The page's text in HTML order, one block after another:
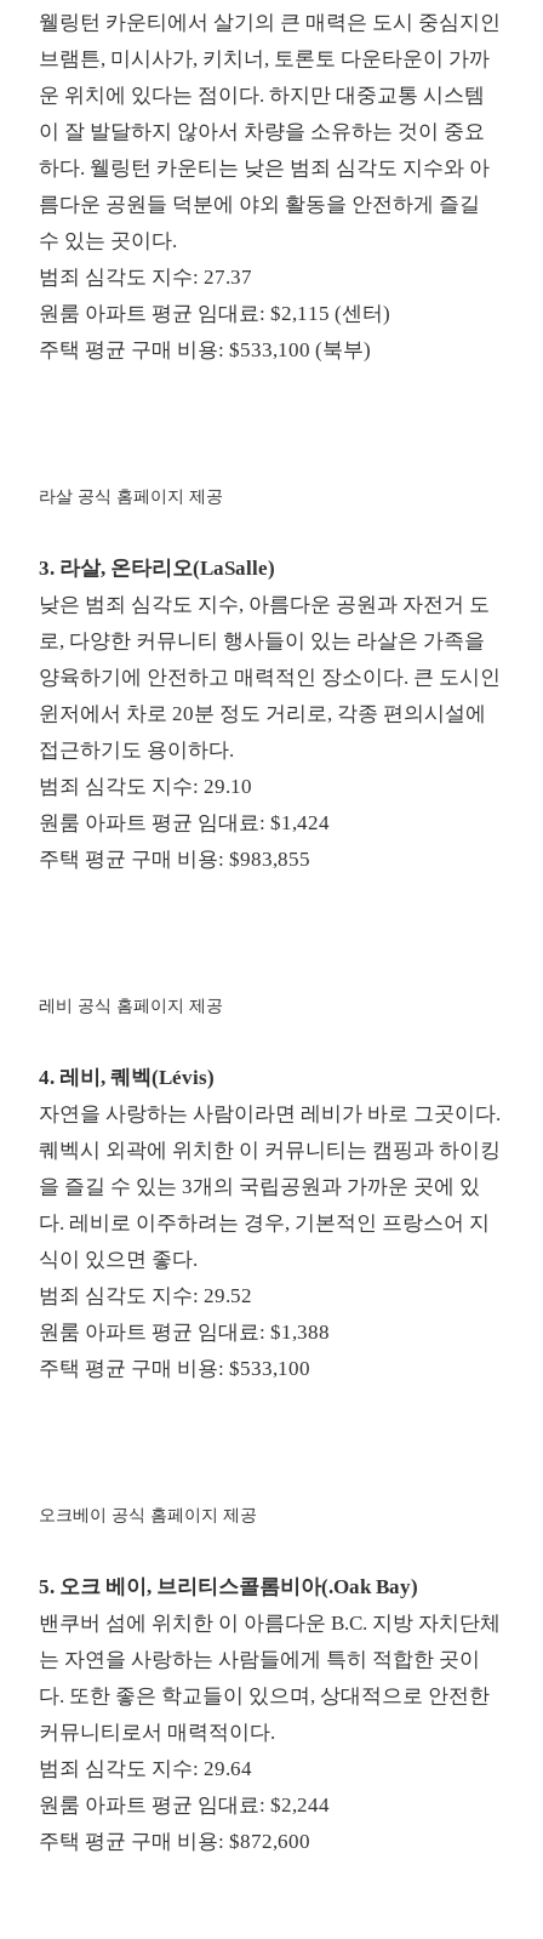
웰링턴 카운티에서 살기의 큰 매력은 도시 중심지인
브램튼, 미시사가, 키치너, 토론토 다운타운이 가까
운 위치에 있다는 점이다. 하지만 대중교통 시스템
이 잘 발달하지 않아서 차량을 소유하는 것이 중요
하다. 웰링턴 카운티는 낮은 범죄 심각도 지수와 아
름다운 공원들 덕분에 야외 활동을 안전하게 즐길
수 있는 곳이다.
범죄 심각도 지수: 27.37
원룸 아파트 평균 임대료: $2,115 (센터)
주택 평균 구매 비용: $533,100 (북부)
라살 공식 홈페이지 제공
3. 라살, 온타리오(LaSalle)
낮은 범죄 심각도 지수, 아름다운 공원과 자전거 도
로, 다양한 커뮤니티 행사들이 있는 라살은 가족을
양육하기에 안전하고 매력적인 장소이다. 큰 도시인
윈저에서 차로 20분 정도 거리로, 각종 편의시설에
접근하기도 용이하다.
범죄 심각도 지수: 29.10
원룸 아파트 평균 임대료: $1,424
주택 평균 구매 비용: $983,855
레비 공식 홈페이지 제공
4. 레비, 퀘벡(Lévis)
자연을 사랑하는 사람이라면 레비가 바로 그곳이다.
퀘벡시 외곽에 위치한 이 커뮤니티는 캠핑과 하이킹
을 즐길 수 있는 3개의 국립공원과 가까운 곳에 있
다. 레비로 이주하려는 경우, 기본적인 프랑스어 지
식이 있으면 좋다.
범죄 심각도 지수: 29.52
원룸 아파트 평균 임대료: $1,388
주택 평균 구매 비용: $533,100
오크베이 공식 홈페이지 제공
5. 오크 베이, 브리티스콜롬비아(.Oak Bay)
밴쿠버 섬에 위치한 이 아름다운 B.C. 지방 자치단체
는 자연을 사랑하는 사람들에게 특히 적합한 곳이
다. 또한 좋은 학교들이 있으며, 상대적으로 안전한
커뮤니티로서 매력적이다.
범죄 심각도 지수: 29.64
원룸 아파트 평균 임대료: $2,244
주택 평균 구매 비용: $872,600